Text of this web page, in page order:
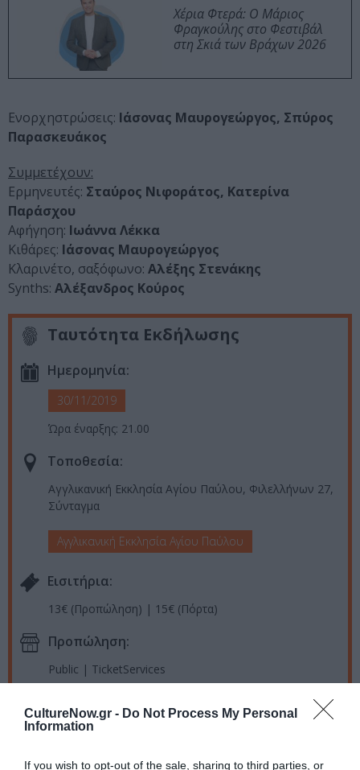
CultureNow.gr - Do Not Process My Personal
Information
If you wish to opt-out of the sale, sharing to third parties, or
Χέρια Φτερά: Ο Μάριος
Φραγκούλης στο Φεστιβάλ
στη Σκιά των Βράχων 2026
Ενορχηστρώσεις: Ιάσονας Μαυρογεώργος, Σπύρος
Παρασκευάκος
Συμμετέχουν:
Ερμηνευτές: Σταύρος Νιφοράτος, Κατερίνα
Παράσχου
Αφήγηση: Ιωάννα Λέκκα
Κιθάρες: Ιάσονας Μαυρογεώργος
Κλαρινέτο, σαξόφωνο: Αλέξης Στενάκης
Synths: Αλέξανδρος Κούρος
Ταυτότητα Εκδήλωσης
Ημερομηνία:
30/11/2019
Ώρα έναρξης: 21.00
Τοποθεσία:
Αγγλικανική Εκκλησία Αγίου Παύλου, Φιλελλήνων 27,
Σύνταγμα
Αγγλικανική Εκκλησία Αγίου Παύλου
Eισιτήρια:
13€ (Προπώληση) | 15€ (Πόρτα)
Προπώληση:
Public | TicketServices
Ακολουθήστε το Culturenow.gr στοGoogle Newsκαι
μάθετε πρώτοι όλες τις ειδήσεις